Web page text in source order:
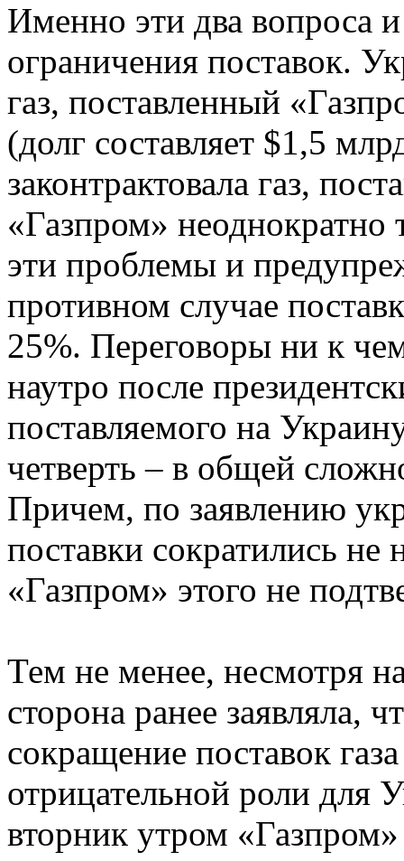
Именно эти два вопроса
ограничения поставок.
газ, поставленный
(долг составляет $1,5
законтрактовала газ,
«Газпром» неоднократно
эти проблемы и
противном случае
25%. Переговоры ни к
наутро после
поставляемого на
четверть – в общей
Причем, по заявлению
поставки сократились не
«Газпром» этого не
Тем не менее, несмотря
сторона ранее заявляла,
сокращение поставок
отрицательной роли для
вторник утром